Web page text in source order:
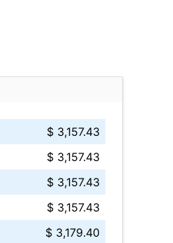
$ 3,157.43
$ 3,157.43
$ 3,157.43
$ 3,157.43
$ 3,179.40